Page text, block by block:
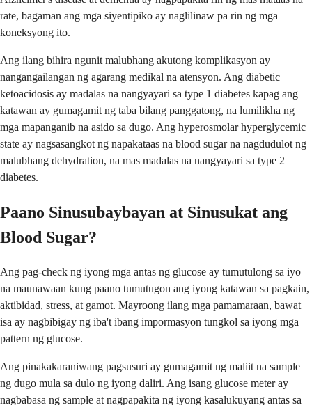
rate, bagaman ang mga siyentipiko ay naglilinaw pa rin ng mga
koneksyong ito.
Ang ilang bihira ngunit malubhang akutong komplikasyon ay
nangangailangan ng agarang medikal na atensyon. Ang diabetic
ketoacidosis ay madalas na nangyayari sa type 1 diabetes kapag ang
katawan ay gumagamit ng taba bilang panggatong, na lumilikha ng
mga mapanganib na asido sa dugo. Ang hyperosmolar hyperglycemic
state ay nagsasangkot ng napakataas na blood sugar na nagdudulot ng
malubhang dehydration, na mas madalas na nangyayari sa type 2
diabetes.
Paano Sinusubaybayan at Sinusukat ang
Blood Sugar?
Ang pag-check ng iyong mga antas ng glucose ay tumutulong sa iyo
na maunawaan kung paano tumutugon ang iyong katawan sa pagkain,
aktibidad, stress, at gamot. Mayroong ilang mga pamamaraan, bawat
isa ay nagbibigay ng iba't ibang impormasyon tungkol sa iyong mga
pattern ng glucose.
Ang pinakakaraniwang pagsusuri ay gumagamit ng maliit na sample
ng dugo mula sa dulo ng iyong daliri. Ang isang glucose meter ay
nagbabasa ng sample at nagpapakita ng iyong kasalukuyang antas sa